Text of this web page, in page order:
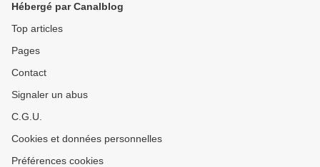
Hébergé par Canalblog
Top articles
Pages
Contact
Signaler un abus
C.G.U.
Cookies et données personnelles
Préférences cookies